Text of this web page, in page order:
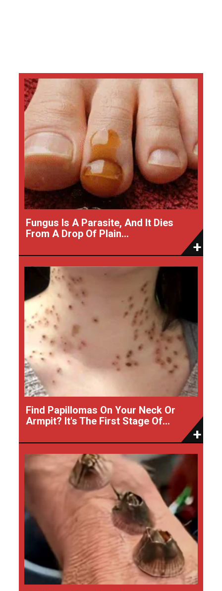
Fungus Is A Parasite, And It Dies
From A Drop Of Plain...
Find Papillomas On Your Neck Or
Armpit? It's The First Stage Of...